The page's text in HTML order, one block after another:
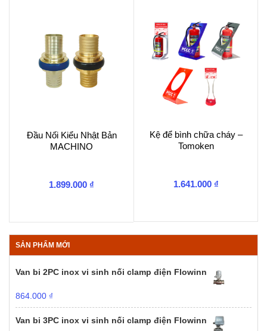
Đầu Nối Kiểu Nhật Bản
MACHINO
1.899.000 ₫
Kệ để bình chữa cháy –
Tomoken
1.641.000 ₫
SẢN PHẨM MỚI
Van bi 2PC inox vi sinh nối clamp điện Flowinn
864.000 ₫
Van bi 3PC inox vi sinh nối clamp điện Flowinn